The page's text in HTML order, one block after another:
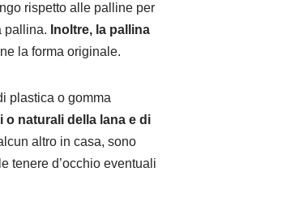
rispetto alle palline per
pallina. Inoltre, la pallina
la forma originale.
plastica o gomma
o naturali della lana e di
altro in casa, sono
tenere d’occhio eventuali